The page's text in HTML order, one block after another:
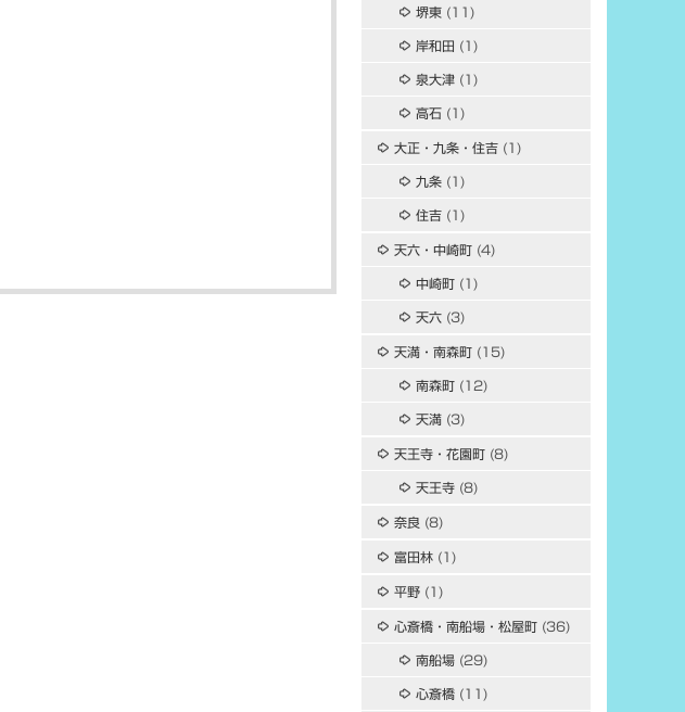
堺東 (11)
岸和田 (1)
泉大津 (1)
高石 (1)
大正・九条・住吉 (1)
九条 (1)
住吉 (1)
天六・中崎町 (4)
中崎町 (1)
天六 (3)
天満・南森町 (15)
南森町 (12)
天満 (3)
天王寺・花園町 (8)
天王寺 (8)
奈良 (8)
富田林 (1)
平野 (1)
心斎橋・南船場・松屋町 (36)
南船場 (29)
心斎橋 (11)